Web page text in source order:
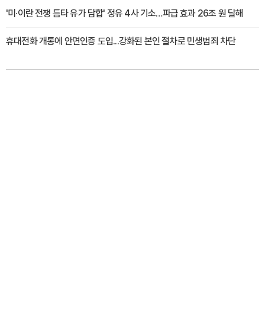
'미·이란 전쟁 틈타 유가 담합' 정유 4사 기소…파급 효과 26조 원 달해
휴대전화 개통에 안면인증 도입...강화된 본인 절차로 민생범죄 차단